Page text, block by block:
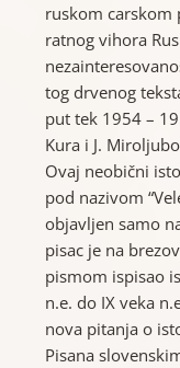
ruskom carskom
ratnog vihora
tog drvenog
put tek 1954 –
Kura i J.
Ovaj neobični
pod nazivom
objavljen samo
pisac je na
pismom ispisao
n.e. do IX veka
nova pitanja o
Pisana